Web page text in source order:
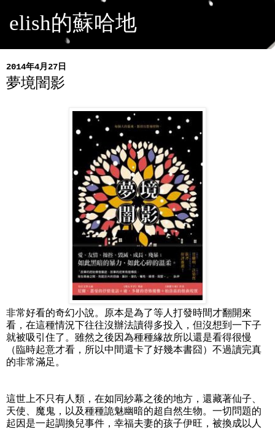
elish的蘇哈地
2014年4月27日
夢境闇影
非常好看的奇幻小說。原本是為了等人打發時間才翻開來
看，在這種情況下往往沒辦法讀得多投入，但沒想到一下子
就被吸引住了。雖然之後因為種種緣故所以還是看得很慢
（臨時起意才看，所以中間還卡了好幾本書囧）不過讀完真
的非常滿足。
這世上不只有人類，在如同紗幕之後的地方，還藏著仙子、
天使、魔鬼，以及種種詭魅幽暗的超自然生物。一切問題的
起因是一起調換兒事件，幸福夫妻的孩子伊旺，被換成以人